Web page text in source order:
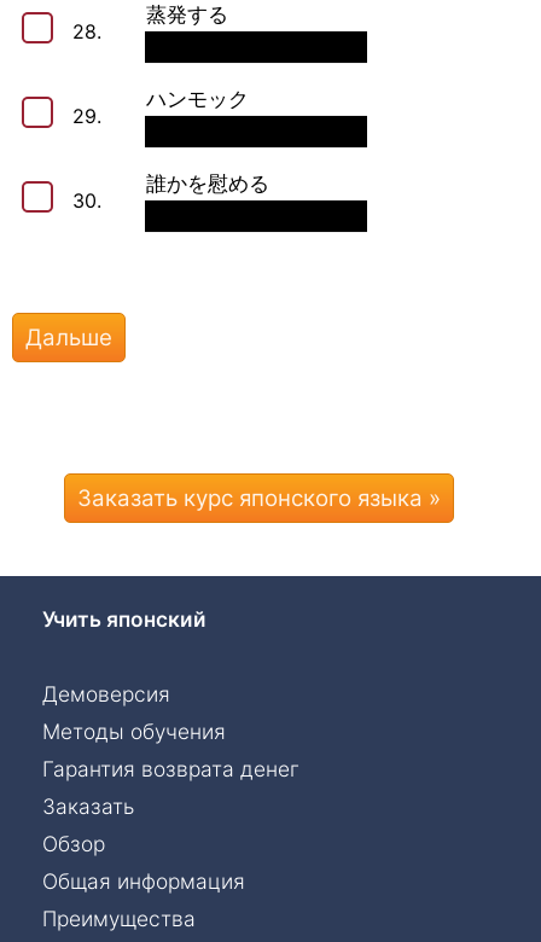
28.
蒸発する
29.
ハンモック
30.
誰かを慰める
Заказать курс японского языка »
Учить японский
Демоверсия
Методы обучения
Гарантия возврата денег
Заказать
Обзор
Общая информация
Преимущества